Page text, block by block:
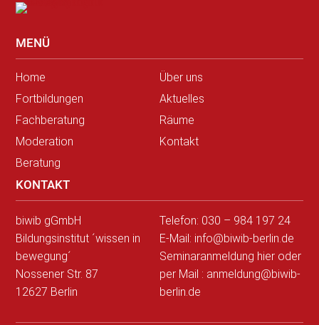
MENÜ
Home
Fortbildungen
Fachberatung
Moderation
Beratung
Über uns
Aktuelles
Räume
Kontakt
KONTAKT
biwib gGmbH
Bildungsinstitut ´wissen in
bewegung´
Nossener Str. 87
12627 Berlin
Telefon: 030 – 984 197 24
E-Mail: info@biwib-berlin.de
Seminaranmeldung hier oder
per Mail : anmeldung@biwib-
berlin.de